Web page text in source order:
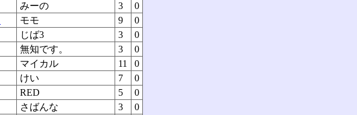
みーの 3
0
モモ 9
0
じば3 3
0
無知です。 3
0
マイカル 11
0
けい 7
0
RED 5
0
さばんな 3 0